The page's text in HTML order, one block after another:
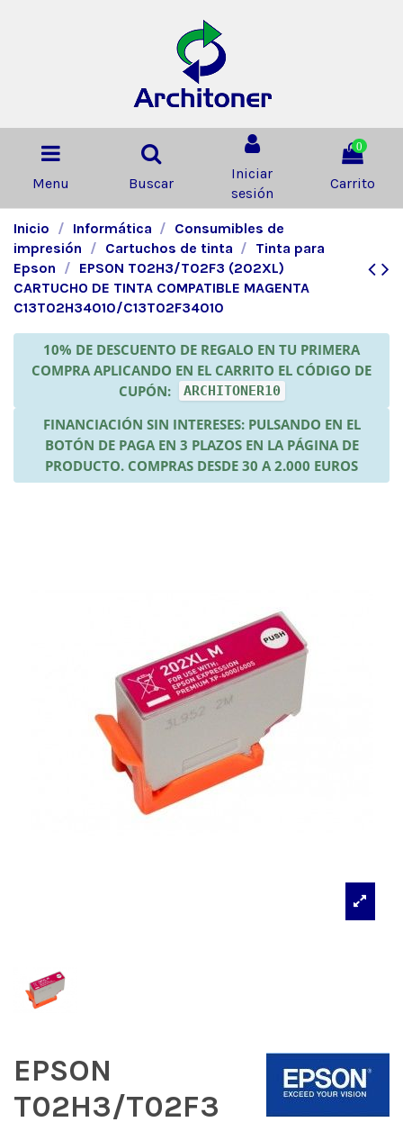
Menu Buscar
Iniciar
sesión
0
Carrito
Inicio Informática
Consumibles de
impresión
Cartuchos de tinta
Tinta para
Epson
EPSON T02H3/T02F3 (202XL)
CARTUCHO DE TINTA COMPATIBLE MAGENTA
C13T02H34010/C13T02F34010
10% DE DESCUENTO DE REGALO EN TU PRIMERA
COMPRA APLICANDO EN EL CARRITO EL CÓDIGO DE
CUPÓN:
ARCHITONER10
FINANCIACIÓN SIN INTERESES: PULSANDO EN EL
BOTÓN DE PAGA EN 3 PLAZOS EN LA PÁGINA DE
PRODUCTO. COMPRAS DESDE 30 A 2.000 EUROS
EPSON
T02H3/T02F3